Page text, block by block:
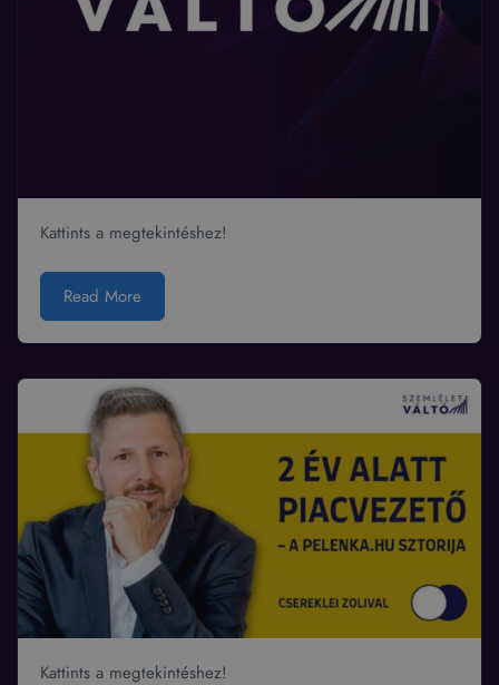
Kattints a megtekintéshez!
Read More
Kattints a megtekintéshez!